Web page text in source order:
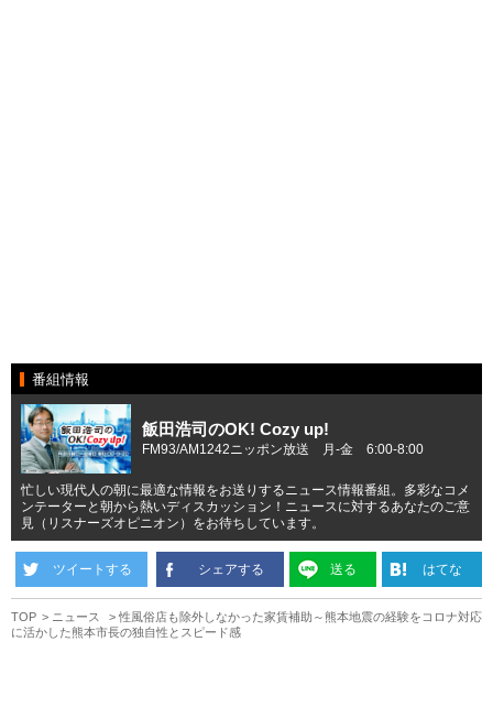
番組情報
飯田浩司のOK! Cozy up!
FM93/AM1242ニッポン放送 月-金 6:00-8:00
忙しい現代人の朝に最適な情報をお送りするニュース情報番組。多彩なコメ
ンテーターと朝から熱いディスカッション！ニュースに対するあなたのご意
見（リスナーズオピニオン）をお待ちしています。
ツイートする シェアする 送る はてな
TOP ニュース
性風俗店も除外しなかった家賃補助～熊本地震の経験をコロナ対応
に活かした熊本市長の独自性とスピード感